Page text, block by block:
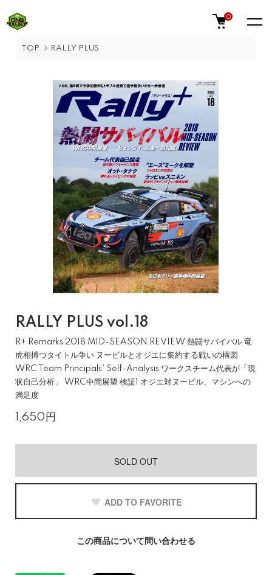
0
TOP RALLY PLUS
RALLY PLUS vol.18
R+ Remarks 2018 MID-SEASON REVIEW 熱闘サバイバル 竜
虎相搏つタイトル争い ヌービルとオジエに集約する戦いの構図
WRC Team Principals’ Self-Analysis ワークスチーム代表が「現
状自己分析」 WRC中間展望 検証1 オジエ対ヌービル、マシンへの
満足度
1,650円
SOLD OUT
ADD TO FAVORITE
この商品について問い合わせる